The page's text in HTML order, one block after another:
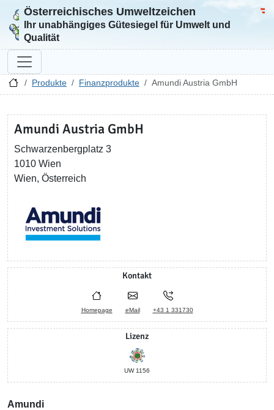
Zur Startseite
Österreichisches Umweltzeichen
Ihr unabhängiges Gütesiegel für Umwelt und
Qualität
Produkte Finanzprodukte Amundi Austria GmbH
Amundi Austria GmbH
Schwarzenbergplatz 3
1010 Wien
Wien, Österreich
Kontakt
Homepage eMail +43 1 331730
Lizenz
UW 1156
Amundi